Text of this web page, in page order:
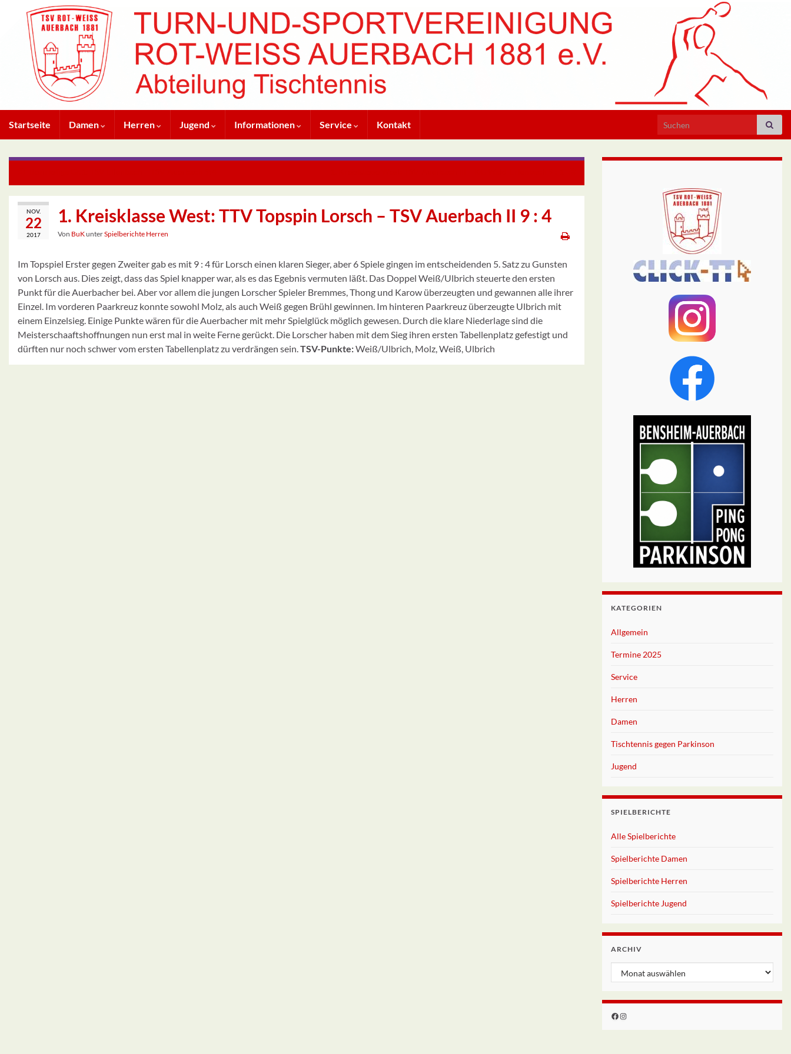
Startseite Damen Herren Jugend Informationen Service Kontakt Search for:
NOV.
22
2017
1. Kreisklasse West: TTV Topspin Lorsch – TSV Auerbach II 9 : 4
Von BuKunterSpielberichte Herren
Im Topspiel Erster gegen Zweiter gab es mit 9 : 4 für Lorsch einen klaren Sieger, aber 6 Spiele gingen im entscheidenden 5. Satz zu Gunsten
von Lorsch aus. Dies zeigt, dass das Spiel knapper war, als es das Egebnis vermuten läßt. Das Doppel Weiß/Ulbrich steuerte den ersten
Punkt für die Auerbacher bei. Aber vor allem die jungen Lorscher Spieler Bremmes, Thong und Karow überzeugten und gewannen alle ihrer
Einzel. Im vorderen Paarkreuz konnte sowohl Molz, als auch Weiß gegen Brühl gewinnen. Im hinteren Paarkreuz überzeugte Ulbrich mit
einem Einzelsieg. Einige Punkte wären für die Auerbacher mit mehr Spielglück möglich gewesen. Durch die klare Niederlage sind die
Meisterschaaftshoffnungen nun erst mal in weite Ferne gerückt. Die Lorscher haben mit dem Sieg ihren ersten Tabellenplatz gefestigt und
dürften nur noch schwer vom ersten Tabellenplatz zu verdrängen sein.TSV-Punkte:Weiß/Ulbrich, Molz, Weiß, Ulbrich
KATEGORIEN
Allgemein
Termine 2025
Service
Herren
Damen
Tischtennis gegen Parkinson
Jugend
SPIELBERICHTE
Alle Spielberichte
Spielberichte Damen
Spielberichte Herren
Spielberichte Jugend
ARCHIV
Archiv
Facebook
Instagram